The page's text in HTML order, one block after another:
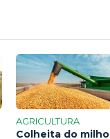
AGRICULTURA
Colheita do milho